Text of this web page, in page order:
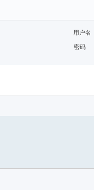
用户名
密码